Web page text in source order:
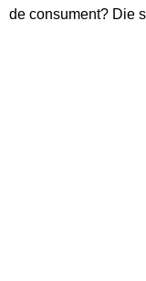
de consument? Die